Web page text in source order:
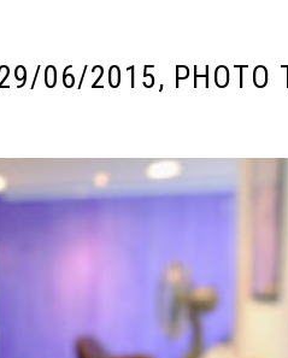
06/2015, PHOTO